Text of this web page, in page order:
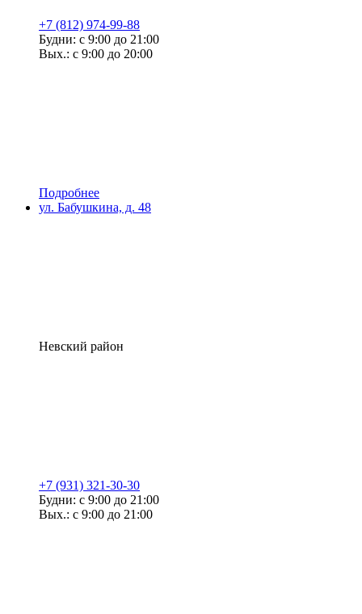
+7 (812) 974-99-88
Будни: с 9:00 до 21:00
Вых.: с 9:00 до 20:00
Подробнее
ул. Бабушкина, д. 48
Невский район
+7 (931) 321-30-30
Будни: с 9:00 до 21:00
Вых.: с 9:00 до 21:00